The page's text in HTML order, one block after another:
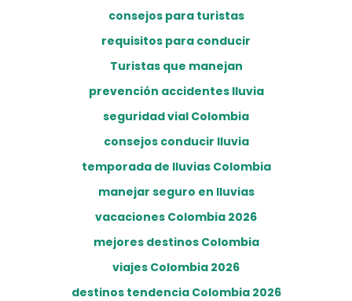
consejos para turistas
requisitos para conducir
Turistas que manejan
prevención accidentes lluvia
seguridad vial Colombia
consejos conducir lluvia
temporada de lluvias Colombia
manejar seguro en lluvias
vacaciones Colombia 2026
mejores destinos Colombia
viajes Colombia 2026
destinos tendencia Colombia 2026